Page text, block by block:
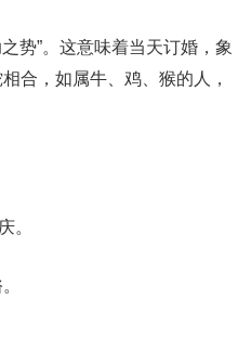
势”。这意味着当天订婚，象
合，如属牛、鸡、猴的人，
。